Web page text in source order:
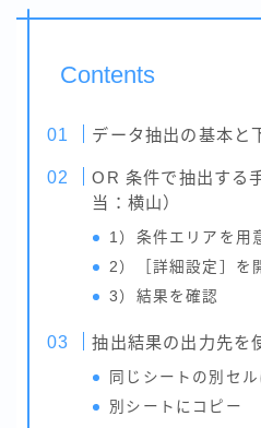
Contents
データ抽出の基本と
OR 条件で抽出する
当：横山）
1）条件エリアを用
2）［詳細設定］を
3）結果を確認
抽出結果の出力先を
同じシートの別セ
別シートにコピー